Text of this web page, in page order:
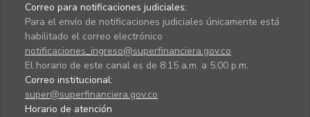
Correo para notificaciones judiciales:
Para el envío de notificaciones judiciales únicamente está
habilitado el correo electrónico
notificaciones_ingreso@superfinanciera.gov.co
El horario de este canal es de 8:15 a.m. a 5:00 p.m.
Correo institucional:
super@superfinanciera.gov.co
Horario de atención